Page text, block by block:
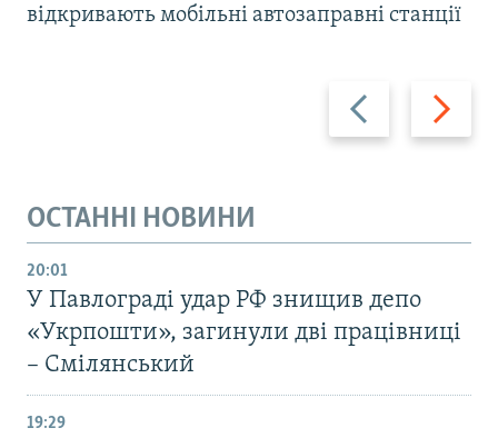
Назад Вперед
відкривають мобільні автозаправні станції
ОСТАННІ НОВИНИ
20:01
У Павлограді удар РФ знищив депо
«Укрпошти», загинули дві працівниці
– Смілянський
19:29